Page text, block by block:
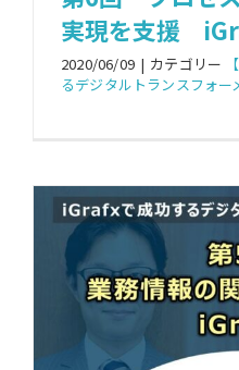
実現を支援
2020/06/09 | カテゴリー
るデジタルトランスフォー